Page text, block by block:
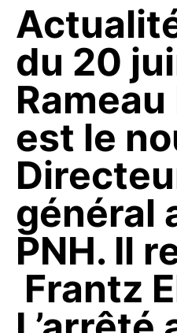
du 20
est le
général
PNH. Il
Frantz